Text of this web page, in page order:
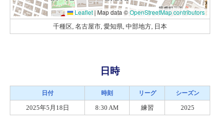
Leaflet | Map data ©OpenStreetMap contributors
千種区, 名古屋市, 愛知県, 中部地方, 日本
日時
日付 時刻 リーグ シーズン
2025年5月18日 8:30 AM 練習 2025